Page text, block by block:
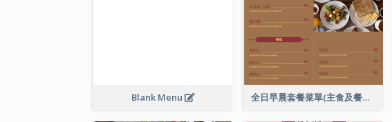
Blank Menu 全日早晨套餐菜單(主食及餐飲)